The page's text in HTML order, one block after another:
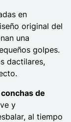
en
original del
una
golpes.
dactilares,
conchas de
y
al tiempo